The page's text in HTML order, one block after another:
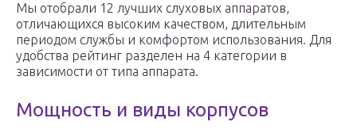
Мы отобрали 12 лучших слуховых аппаратов,
отличающихся высоким качеством, длительным
периодом службы и комфортом использования. Для
удобства рейтинг разделен на 4 категории в
зависимости от типа аппарата.
Мощность и виды корпусов